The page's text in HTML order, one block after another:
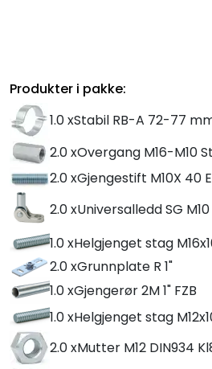
Produkter i pakke:
1.0 xStabil RB-A 72-77
2.0 xOvergang M16-M10
2.0 xGjengestift M10X 40
2.0 xUniversalledd SG
1.0 xHelgjenget stag
2.0 xGrunnplate R 1"
1.0 xGjengerør 2M 1" FZB
1.0 xHelgjenget stag
2.0 xMutter M12 DIN934